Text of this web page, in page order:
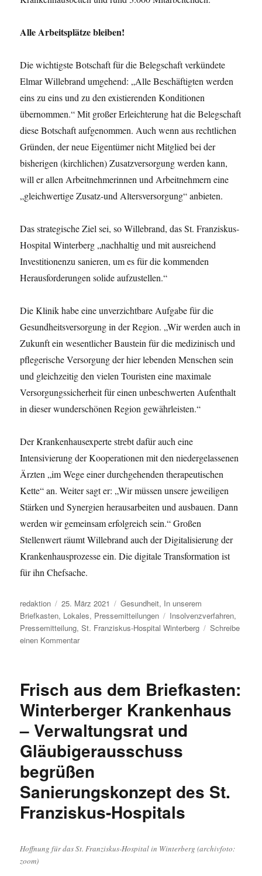
Alle Arbeitsplätze bleiben!
Die wichtigste Botschaft für die Belegschaft verkündete
Elmar Willebrand umgehend: „Alle Beschäftigten werden
eins zu eins und zu den existierenden Konditionen
übernommen.“ Mit großer Erleichterung hat die Belegschaft
diese Botschaft aufgenommen. Auch wenn aus rechtlichen
Gründen, der neue Eigentümer nicht Mitglied bei der
bisherigen (kirchlichen) Zusatzversorgung werden kann,
will er allen Arbeitnehmerinnen und Arbeitnehmern eine
„gleichwertige Zusatz-und Altersversorgung“ anbieten.
Das strategische Ziel sei, so Willebrand, das St. Franziskus-
Hospital Winterberg „nachhaltig und mit ausreichend
Investitionenzu sanieren, um es für die kommenden
Herausforderungen solide aufzustellen.“
Die Klinik habe eine unverzichtbare Aufgabe für die
Gesundheitsversorgung in der Region. „Wir werden auch in
Zukunft ein wesentlicher Baustein für die medizinisch und
pflegerische Versorgung der hier lebenden Menschen sein
und gleichzeitig den vielen Touristen eine maximale
Versorgungssicherheit für einen unbeschwerten Aufenthalt
in dieser wunderschönen Region gewährleisten.“
Der Krankenhausexperte strebt dafür auch eine
Intensivierung der Kooperationen mit den niedergelassenen
Ärzten „im Wege einer durchgehenden therapeutischen
Kette“ an. Weiter sagt er: „Wir müssen unsere jeweiligen
Stärken und Synergien herausarbeiten und ausbauen. Dann
werden wir gemeinsam erfolgreich sein.“ Großen
Stellenwert räumt Willebrand auch der Digitalisierung der
Krankenhausprozesse ein. Die digitale Transformation ist
für ihn Chefsache.
Autor
redaktion
Veröffentlicht
am
25. März 2021 Kategorien
Gesundheit, In unserem
Briefkasten, Lokales, Pressemitteilungen Schlagwörter
Insolvenzverfahren,
Pressemitteilung,St. Franziskus-Hospital Winterberg
Schreibe
einen Kommentarzu
für
St.
Franziskus-
Hospital
Winterberg.
Investorenvereinbarung
mit
der
AccuMeda-
Gruppe
Insolvenzverfahren
Frisch aus dem Briefkasten:
Winterberger Krankenhaus
– Verwaltungsrat und
Gläubigerausschuss
begrüßen
Sanierungskonzept des St.
Franziskus-Hospitals
Hoffnung für das St. Franziskus-Hospital in Winterberg (archivfoto:
zoom)